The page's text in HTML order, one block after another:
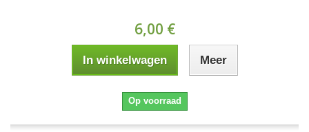
6,00 €
In winkelwagen Meer
Op voorraad